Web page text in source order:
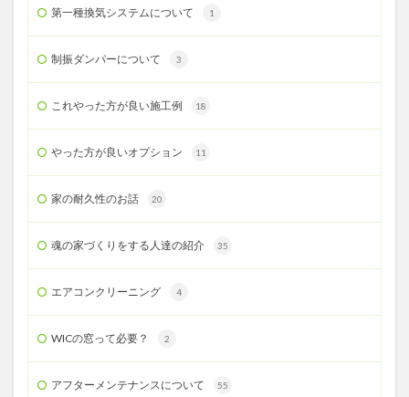
第一種換気システムについて 1
制振ダンパーについて 3
これやった方が良い施工例 18
やった方が良いオプション 11
家の耐久性のお話 20
魂の家づくりをする人達の紹介 35
エアコンクリーニング 4
WICの窓って必要？ 2
アフターメンテナンスについて 55